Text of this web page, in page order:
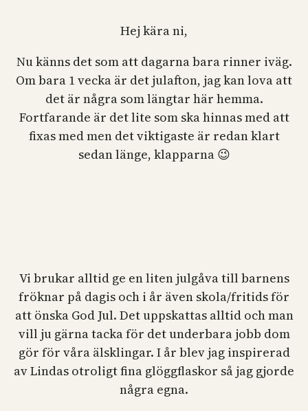
Hej kära ni,
Nu känns det som att dagarna bara rinner iväg.
Om bara 1 vecka är det julafton, jag kan lova att
det är några som längtar här hemma.
Fortfarande är det lite som ska hinnas med att
fixas med men det viktigaste är redan klart
sedan länge, klapparna 😉
Vi brukar alltid ge en liten julgåva till barnens
fröknar på dagis och i år även skola/fritids för
att önska God Jul. Det uppskattas alltid och man
vill ju gärna tacka för det underbara jobb dom
gör för våra älsklingar. I år blev jag inspirerad
av Lindas otroligt fina glöggflaskor så jag gjorde
några egna.